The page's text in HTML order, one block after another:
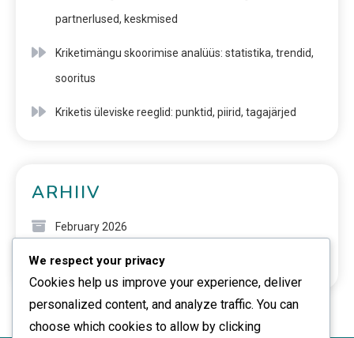
partnerlused, keskmised
Kriketimängu skoorimise analüüs: statistika, trendid,
sooritus
Kriketis üleviske reeglid: punktid, piirid, tagajärjed
ARHIIV
February 2026
January 2026
We respect your privacy
Cookies help us improve your experience, deliver
personalized content, and analyze traffic. You can
choose which cookies to allow by clicking